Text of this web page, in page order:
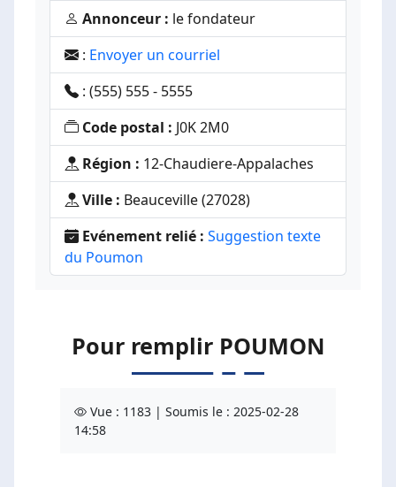
Annonceur : le fondateur
: Envoyer un courriel
: (555) 555 - 5555
Code postal : J0K 2M0
Région : 12-Chaudiere-Appalaches
Ville : Beauceville (27028)
Evénement relié : Suggestion texte
du Poumon
Pour remplir POUMON
Vue : 1183 | Soumis le : 2025-02-28
14:58